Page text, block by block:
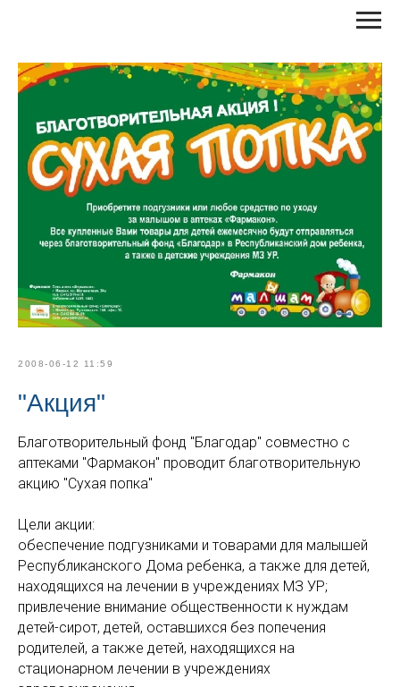
2008-06-12 11:59
"Акция"
Благотворительный фонд "Благодар" совместно с
аптеками "Фармакон" проводит благотворительную
акцию "Сухая попка"
Цели акции:
обеспечение подгузниками и товарами для малышей
Республиканского Дома ребенка, а также для детей,
находящихся на лечении в учреждениях МЗ УР;
привлечение внимание общественности к нуждам
детей-сирот, детей, оставшихся без попечения
родителей, а также детей, находящихся на
стационарном лечении в учреждениях